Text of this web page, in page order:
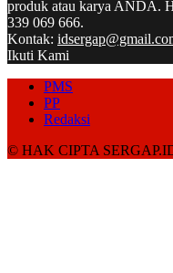
produk atau karya ANDA.
339 069 666.
Kontak:
Ikuti Kami
PMS
PP
Redaksi
© HAK CIPTA